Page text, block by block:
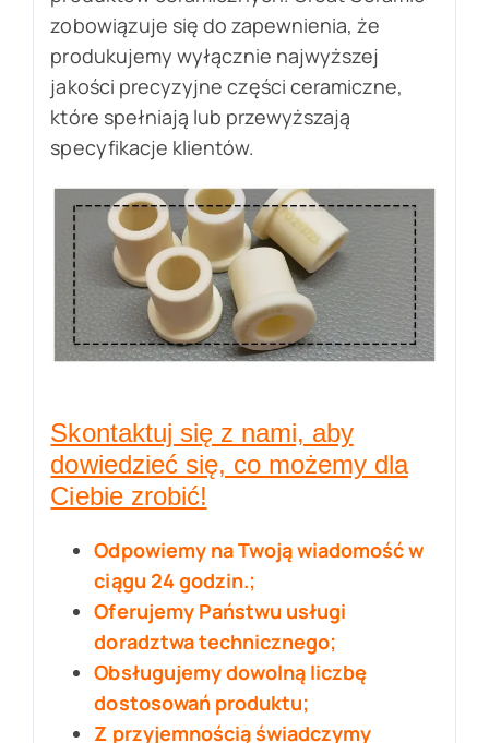
zobowiązuje się do zapewnienia, że
produkujemy wyłącznie najwyższej
jakości precyzyjne części ceramiczne,
które spełniają lub przewyższają
specyfikacje klientów.
Skontaktuj się z nami, aby
dowiedzieć się, co możemy dla
Ciebie zrobić!
Odpowiemy na Twoją wiadomość w
ciągu 24 godzin.;
Oferujemy Państwu usługi
doradztwa technicznego;
Obsługujemy dowolną liczbę
dostosowań produktu;
Z przyjemnością świadczymy